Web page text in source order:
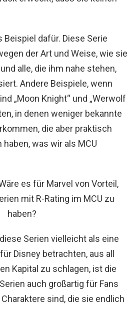
dafür. Diese Serie
der Art und Weise, wie sie
alle, die ihm nahe stehen,
Andere Beispiele, wenn
„Moon Knight“ und „Werwolf
in denen weniger bekannte
die aber praktisch
was wir als MCU
es für Marvel von Vorteil,
mit R-Rating im MCU zu
haben?
Serien vielleicht als eine
Disney betrachten, aus all
Kapital zu schlagen, ist die
auch großartig für Fans
sind, die sie endlich